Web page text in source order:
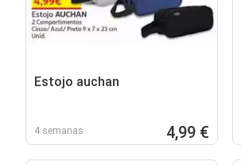
Estojo auchan
4 semanas 4,99 €